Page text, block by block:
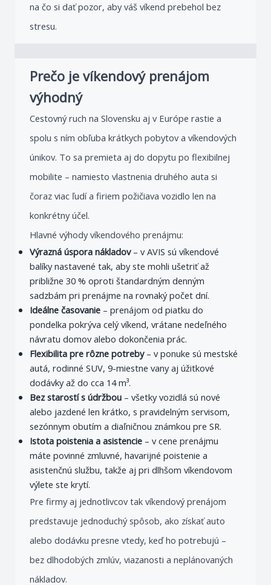
na čo si dať pozor, aby váš víkend prebehol bez
stresu.
Prečo je víkendový prenájom
výhodný
Cestovný ruch na Slovensku aj v Európe rastie a
spolu s ním obľuba krátkych pobytov a víkendových
únikov. To sa premieta aj do dopytu po flexibilnej
mobilite – namiesto vlastnenia druhého auta si
čoraz viac ľudí a firiem požičiava vozidlo len na
konkrétny účel.
Hlavné výhody víkendového prenájmu:
Výrazná úspora nákladov– v AVIS sú víkendové
balíky nastavené tak, aby ste mohli ušetriť až
približne 30 % oproti štandardným denným
sadzbám pri prenájme na rovnaký počet dní.
Ideálne časovanie – prenájom od piatku do
pondelka pokrýva celý víkend, vrátane nedeľného
návratu domov alebo dokončenia prác.
Flexibilita pre rôzne potreby– v ponuke sú mestské
autá, rodinné SUV, 9-miestne vany aj úžitkové
dodávky až do cca 14 m³.
Bez starostí s údržbou – všetky vozidlá sú nové
alebo jazdené len krátko, s pravidelným servisom,
sezónnym obutím a diaľničnou známkou pre SR.
Istota poistenia a asistencie – v cene prenájmu
máte povinné zmluvné, havarijné poistenie a
asistenčnú službu, takže aj pri dlhšom víkendovom
výlete ste krytí.
Pre firmy aj jednotlivcov tak víkendový prenájom
predstavuje jednoduchý spôsob, ako získať auto
alebo dodávku presne vtedy, keď ho potrebujú –
bez dlhodobých zmlúv, viazanosti a neplánovaných
nákladov.